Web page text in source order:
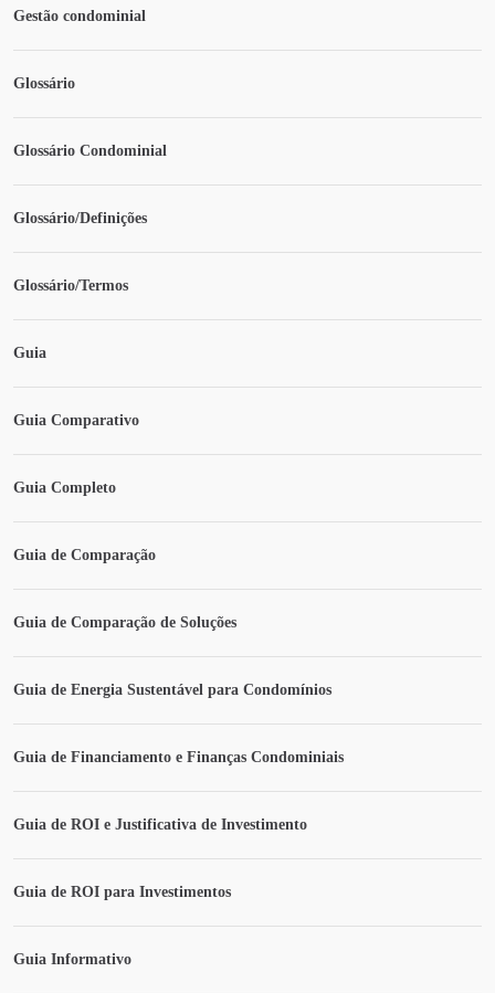
Gestão condominial
Glossário
Glossário Condominial
Glossário/Definições
Glossário/Termos
Guia
Guia Comparativo
Guia Completo
Guia de Comparação
Guia de Comparação de Soluções
Guia de Energia Sustentável para Condomínios
Guia de Financiamento e Finanças Condominiais
Guia de ROI e Justificativa de Investimento
Guia de ROI para Investimentos
Guia Informativo